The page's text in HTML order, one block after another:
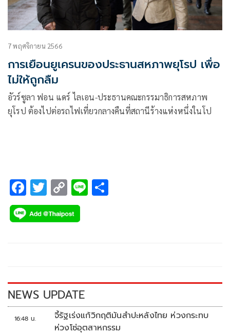
7 พฤศจิกายน 2566
การเยือนยูเครนของประธานสหภาพยุโรป เพื่อ
ไม่ให้ถูกลืม
อัวร์ซูลา ฟอน แดร์ ไลเอน-ประธานคณะกรรมาธิการสหภาพ
ยุโรป ต้องไปต่อรถไฟเที่ยวกลางคืนที่สถานีร้างแห่งหนึ่งในโป
F
ac
e
k
T
wi
tt
C
o
p
k
Li
NEWS UPDATE
16:48 น.
จี้รัฐเร่งแก้วิกฤติมันสำปะหลังไทย ห่วงกระทบ
ห่วงโซ่อุตสาหกรรม